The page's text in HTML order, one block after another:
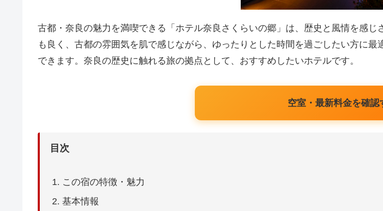
古都・奈良の魅力を満喫できる「ホテル奈良さくらいの郷」は、歴史と風情を感
も良く、古都の雰囲気を肌で感じながら、ゆったりとした時間を過ごしたい方に
できます。奈良の歴史に触れる旅の拠点として、おすすめしたいホテルです。
空室・最新料金を確認
目次
この宿の特徴・魅力
基本情報